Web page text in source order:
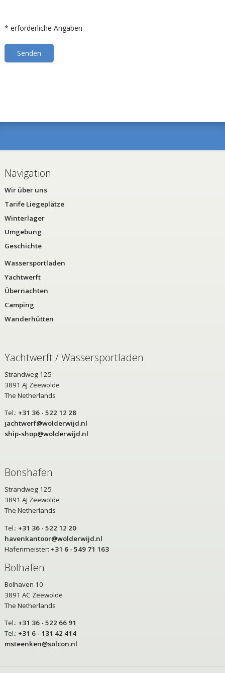
* erforderliche Angaben
Navigation
Wir über uns
Tarife Liegeplätze
Winterlager
Umgebung
Geschichte
Wassersportladen
Yachtwerft
Übernachten
Camping
Wanderhütten
Yachtwerft / Wassersportladen
Strandweg 125
3891 AJ Zeewolde
The Netherlands
Tel.: +31 36 - 522 12 28
jachtwerf@wolderwijd.nl
ship-shop@wolderwijd.nl
Bonshafen
Strandweg 125
3891 AJ Zeewolde
The Netherlands
Tel.: +31 36 - 522 12 20
havenkantoor@wolderwijd.nl
Hafenmeister: +31 6 - 549 71 163
Bolhafen
Bolhaven 10
3891 AC Zeewolde
The Netherlands
Tel.: +31 36 - 522 66 91
Tel.: +31 6 - 131 42 414
msteenken@solcon.nl